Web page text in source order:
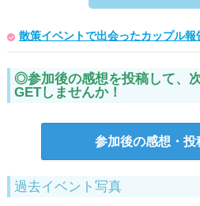
散策イベントで出会ったカップル
◎参加後の感想を投稿して、
GETしませんか！
参加後の感想・投
過去イベント写真